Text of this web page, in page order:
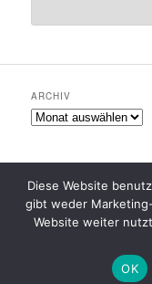
ARCHIV
Archiv
Cheap
Diese Website
gibt weder
Website weiter
OK